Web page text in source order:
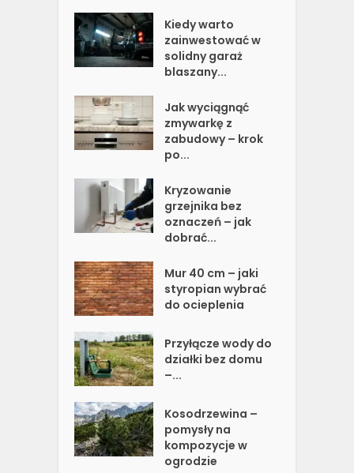
Kiedy warto
zainwestować w
solidny garaż
blaszany...
Jak wyciągnąć
zmywarkę z
zabudowy – krok
po...
Kryzowanie
grzejnika bez
oznaczeń – jak
dobrać...
Mur 40 cm – jaki
styropian wybrać
do ocieplenia
Przyłącze wody do
działki bez domu
–...
Kosodrzewina –
pomysły na
kompozycje w
ogrodzie